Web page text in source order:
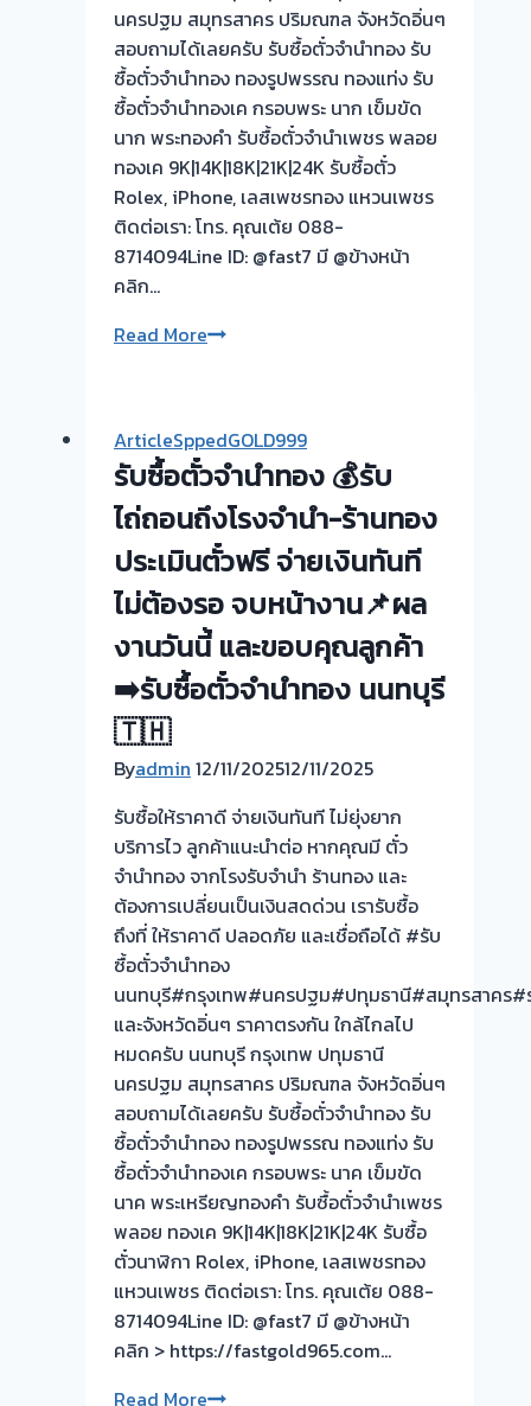
นครปฐม สมุทรสาคร ปริมณฑล จังหวัดอิ่นๆ
สอบถามได้เลยครับ รับซื้อตั๋วจำนำทอง รับ
ซื้อตั๋วจำนำทอง ทองรูปพรรณ ทองแท่ง รับ
ซื้อตั๋วจำนำทองเค กรอบพระ นาก เข็มขัด
นาก พระทองคำ รับซื้อตั๋วจำนำเพชร พลอย
ทองเค 9K|14K|18K|21K|24K รับซื้อตั๋ว
Rolex, iPhone, เลสเพชรทอง แหวนเพชร
ติดต่อเรา: โทร. คุณเต้ย 088-
8714094Line ID: @fast7 มี @ข้างหน้า
คลิก…
Read Moreรับ
ทอง
ยินดี
บริการ
💰
รับ
ไถ่ถอน
ถึง
โรง
จำนำ
ประเมิน
หน้า
ตั๋ว
ฟรี
จ่าย
สด
ทันที
ไม่
ต้อง
รอ
จบไว
📌
ผล
งาน
วัน
นี➡️รับ
ซื้อ
ตั๋ว
จำนำ
ทอง
ArticleSppedGOLD999
รับซื้อตั๋วจำนำทอง 💰รับ
ไถ่ถอนถึงโรงจำนำ-ร้านทอง
ประเมินตั๋วฟรี จ่ายเงินทันที
ไม่ต้องรอ จบหน้างาน📌ผล
งานวันนี้ และขอบคุณลูกค้า
➡️รับซื้อตั๋วจำนำทอง นนทบุรี
🇹🇭
Byadmin 12/11/202512/11/2025
รับซื้อให้ราคาดี จ่ายเงินทันที ไม่ยุ่งยาก
บริการไว ลูกค้าแนะนำต่อ หากคุณมี ตั๋ว
จำนำทอง จากโรงรับจำนำ ร้านทอง และ
ต้องการเปลี่ยนเป็นเงินสดด่วน เรารับซื้อ
ถึงที่ ให้ราคาดี ปลอดภัย และเชื่อถือได้ #รับ
ซื้อตั๋วจำนำทอง
นนทบุรี#กรุงเทพ#นครปฐม#ปทุมธานี#สมุทรสาคร#
และจังหวัดอิ่นๆ ราคาตรงกัน ใกล้ไกลไป
หมดครับ นนทบุรี กรุงเทพ ปทุมธานี
นครปฐม สมุทรสาคร ปริมณฑล จังหวัดอิ่นๆ
สอบถามได้เลยครับ รับซื้อตั๋วจำนำทอง รับ
ซื้อตั๋วจำนำทอง ทองรูปพรรณ ทองแท่ง รับ
ซื้อตั๋วจำนำทองเค กรอบพระ นาค เข็มขัด
นาค พระเหรียญทองคำ รับซื้อตั๋วจำนำเพชร
พลอย ทองเค 9K|14K|18K|21K|24K รับซื้อ
ตั๋วนาฬิกา Rolex, iPhone, เลสเพชรทอง
แหวนเพชร ติดต่อเรา: โทร. คุณเต้ย 088-
8714094Line ID: @fast7 มี @ข้างหน้า
คลิก > https://fastgold965.com…
Read Moreรับ